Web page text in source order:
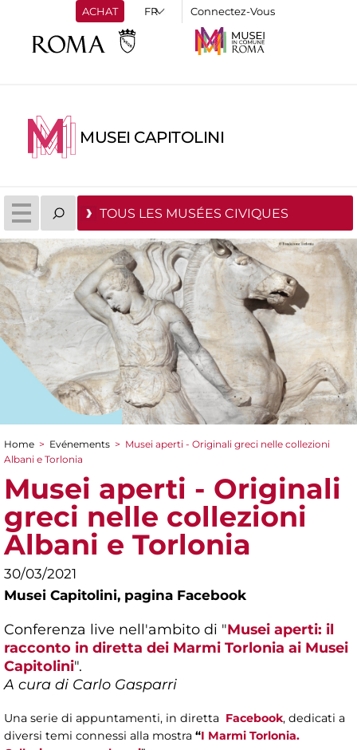
ACHAT Connectez-Vous
MUSEI CAPITOLINI
TOUS LES MUSÉES CIVIQUES
You are here
Home > Evénements > Musei aperti - Originali greci nelle collezioni
Albani e Torlonia
Musei aperti - Originali
greci nelle collezioni
Albani e Torlonia
30/03/2021
Musei Capitolini, pagina Facebook
Conferenza live nell'ambito di "Musei aperti: il
racconto in diretta dei Marmi Torlonia ai Musei
Capitolini".
A cura di Carlo Gasparri
Una serie di appuntamenti, in diretta Facebook, dedicati a
diversi temi connessi alla mostra “I Marmi Torlonia.